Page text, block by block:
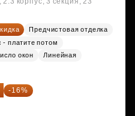
Предчистовая отделка
платите потом
окон
Линейная
-16%